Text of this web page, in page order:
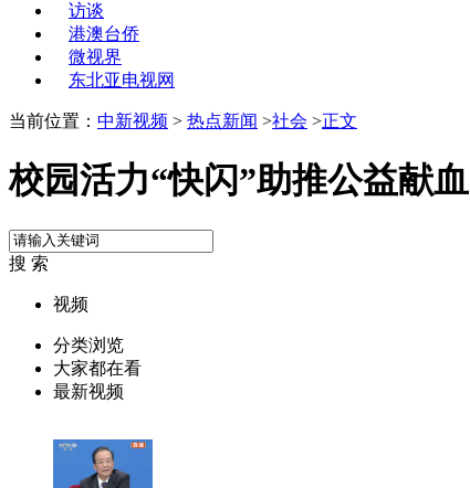
访谈
港澳台侨
微视界
东北亚电视网
当前位置： 中新视频 > 热点新闻 >社会 >正文
校园活力“快闪”助推公益献血
搜 索
视频
分类浏览
大家都在看
最新视频